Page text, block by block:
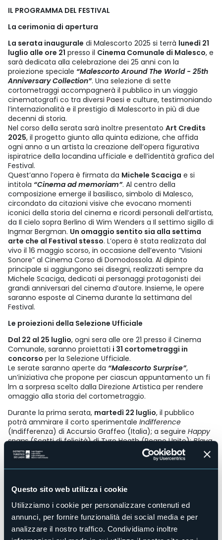
Questo sito web utilizza i cookie
Utilizziamo i cookie per personalizzare contenuti ed
annunci, per fornire funzionalità dei social media e per
analizzare il nostro traffico. Condividiamo inoltre
IL PROGRAMMA DEL FESTIVAL
La cerimonia di apertura
La serata inaugurale di Malescorto 2025 si terrà lunedì 21
luglio alle ore 21 presso il Cinema Comunale di Malesco, e
sarà dedicata alla celebrazione dei 25 anni con la
proiezione speciale “Malescorto Around The World - 25th
Anniversary Collection”. Una selezione di sette
cortometraggi accompagnerà il pubblico in un viaggio
cinematografi co tra diversi Paesi e culture, testimoniando
l’internazionalità e il prestigio di Malescorto in più di due
decenni di storia.
Nel corso della serata sarà inoltre presentato Art Credits
2025, il progetto giunto alla quinta edizione, che affida
ogni anno a un artista la creazione dell’opera figurativa
ispiratrice della locandina ufficiale e dell’identità grafica del
Festival.
Quest’anno l’opera è firmata da Michele Scaciga e si
intitola “Cinema ad memoriam”. Al centro della
composizione emerge il basilisco, simbolo di Malesco,
circondato da citazioni visive che evocano momenti
iconici della storia del cinema e ricordi personali dell’artista,
da Il cielo sopra Berlino di Wim Wenders a Il settimo sigillo di
Ingmar Bergman. Un omaggio sentito sia alla settima
arte che al Festival stesso. L’opera è stata realizzata dal
vivo il 16 maggio scorso, in occasione dell’evento “Visioni
Sonore” al Cinema Corso di Domodossola. Al dipinto
principale si aggiungono sei disegni, realizzati sempre da
Michele Scaciga, dedicati ai personaggi protagonisti dei
grandi anniversari del cinema d’autore. Insieme, le opere
saranno esposte al Cinema durante la settimana del
Festival.
Le proiezioni della Selezione Ufficiale
Dal 22 al 25 luglio, ogni sera alle ore 21 presso il Cinema
Comunale, saranno proiettati i 31 cortometraggi in
concorso per la Selezione Ufficiale.
Le serate saranno aperte da “Malescorto Surprise”,
un’iniziativa che propone per ciascun appuntamento un fi
lm a sorpresa scelto dalla Direzione Artistica per rendere
omaggio alla storia del cortometraggio.
Durante la prima serata, martedì 22 luglio, il pubblico
potrà ammirare il corto sperimentale Indifference
(Indifferenza) di Accursio Graffeo (Italia); a seguire Happy
snaps(Scatti di felicità) di Tyro Heath (Regno Unito);Blava
terra(Terra blu) di Marine Auclair March (Spagna); il corto
di animazione
di Cosetta Bertoni,
Giovanni Caccia, Narcisse Ghazi, Maria Cristina La Manna,
Minha mãe é uma vaca(Mia mamma è una mucca) di
animatoCartagènedi Léa Berbach, Fabien Bernard, Lou
Buisson, Paola Couturier, Marine La Villa, Theo Nouare, Marie
Pacreau e Abla Saigh (Francia);Prova contrariadi Nadir Taji